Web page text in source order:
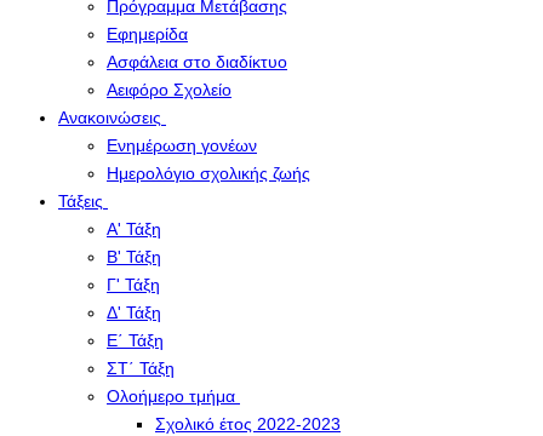
Πρόγραμμα Μετάβασης
Εφημερίδα
Ασφάλεια στο διαδίκτυο
Αειφόρο Σχολείο
Ανακοινώσεις
Ενημέρωση γονέων
Ημερολόγιο σχολικής ζωής
Τάξεις
Α' Τάξη
Β' Τάξη
Γ' Τάξη
Δ' Τάξη
Ε΄ Τάξη
ΣΤ΄ Τάξη
Ολοήμερο τμήμα
Σχολικό έτος 2022-2023